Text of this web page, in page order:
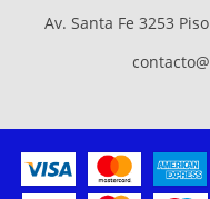
Av. Santa Fe 3253